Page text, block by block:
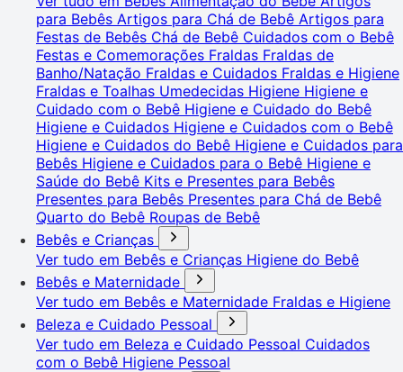
para Bebês Artigos para Chá de Bebê Artigos para
Festas de Bebês Chá de Bebê Cuidados com o Bebê
Festas e Comemorações Fraldas Fraldas de
Banho/Natação Fraldas e Cuidados Fraldas e Higiene
Fraldas e Toalhas Umedecidas Higiene Higiene e
Cuidado com o Bebê Higiene e Cuidado do Bebê
Higiene e Cuidados Higiene e Cuidados com o Bebê
Higiene e Cuidados do Bebê Higiene e Cuidados para
Bebês Higiene e Cuidados para o Bebê Higiene e
Saúde do Bebê Kits e Presentes para Bebês
Presentes para Bebês Presentes para Chá de Bebê
Quarto do Bebê Roupas de Bebê
Bebês e Crianças
Ver tudo em Bebês e Crianças Higiene do Bebê
Bebês e Maternidade
Ver tudo em Bebês e Maternidade Fraldas e Higiene
Beleza e Cuidado Pessoal
Ver tudo em Beleza e Cuidado Pessoal Cuidados
com o Bebê Higiene Pessoal